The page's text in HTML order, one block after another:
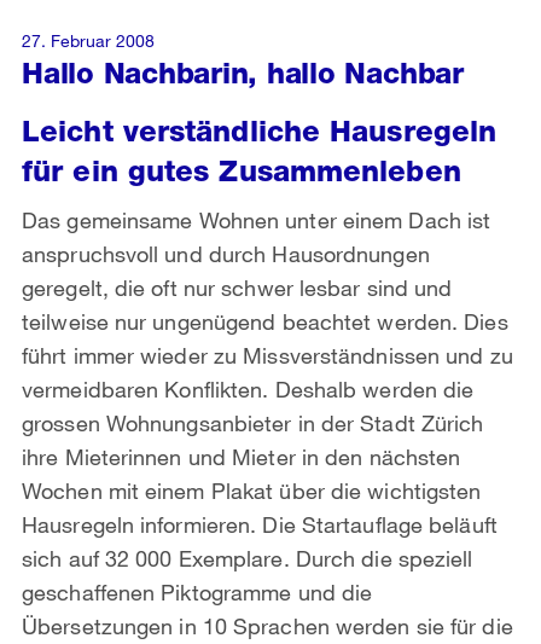
Hallo Nachbarin, hallo Nachbar
Leicht verständliche Hausregeln
für ein gutes Zusammenleben
Das gemeinsame Wohnen unter einem Dach ist
anspruchsvoll und durch Hausordnungen
geregelt, die oft nur schwer lesbar sind und
teilweise nur un­genügend beachtet werden. Dies
führt immer wieder zu Missverständnissen und zu
vermeidbaren Konflikten. Deshalb werden die
grossen Wohnungsan­bieter in der Stadt Zürich
ihre Mieterinnen und Mieter in den nächsten
Wochen mit einem Plakat über die wichtigsten
Hausregeln informieren. Die Startauf­lage beläuft
sich auf 32 000 Exemplare. Durch die speziell
geschaffenen Pik­togramme und die
Übersetzungen in 10 Sprachen werden sie für die
27. Februar 2008